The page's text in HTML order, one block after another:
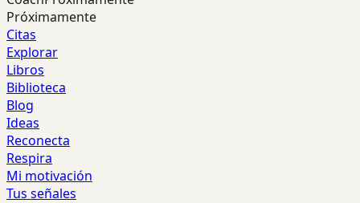
Próximamente
Citas
Explorar
Libros
Biblioteca
Blog
Ideas
Reconecta
Respira
Mi motivación
Tus señales